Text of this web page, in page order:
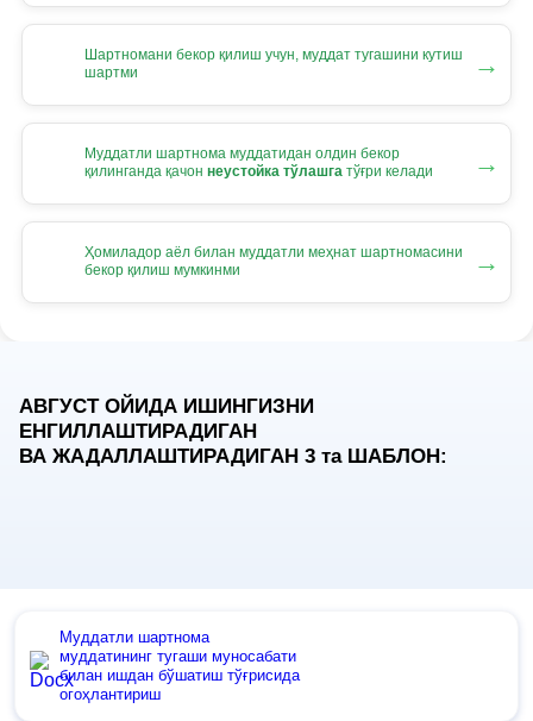
Шартномани бекор қилиш учун, муддат тугашини кутиш
шартми
→
Муддатли шартнома муддатидан олдин бекор
қилинганда қачон неустойка тўлашга тўғри келади →
Ҳомиладор аёл билан муддатли меҳнат шартномасини
бекор қилиш мумкинми
→
АВГУСТ ОЙИДА ИШИНГИЗНИ
ЕНГИЛЛАШТИРАДИГАН
ВА ЖАДАЛЛАШТИРАДИГАН 3 таШАБЛОН:
Муддатли шартнома
муддатининг тугаши муносабати
билан ишдан бўшатиш тўғрисида
огоҳлантириш